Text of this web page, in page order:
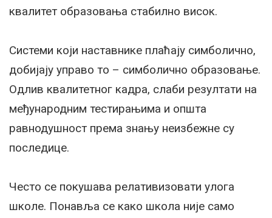
квалитет образовања стабилно висок.
Системи који наставнике плаћају симболично,
добијају управо то – симболично образовање.
Одлив квалитетног кадра, слаби резултати на
међународним тестирањима и општа
равнодушност према знању неизбежне су
последице.
Често се покушава релативизовати улога
школе. Понавља се како школа није само